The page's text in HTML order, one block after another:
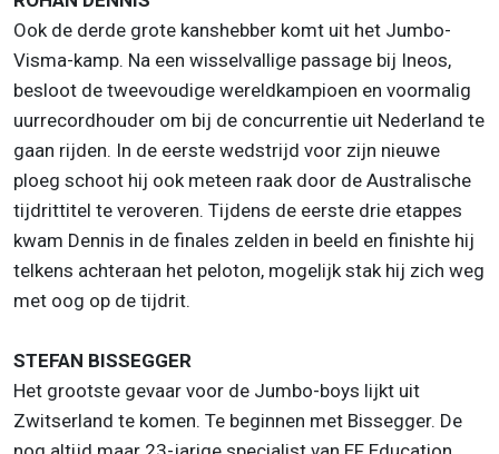
Ook de derde grote kanshebber komt uit het Jumbo-
Visma-kamp. Na een wisselvallige passage bij Ineos,
besloot de tweevoudige wereldkampioen en voormalig
uurrecordhouder om bij de concurrentie uit Nederland te
gaan rijden. In de eerste wedstrijd voor zijn nieuwe
ploeg schoot hij ook meteen raak door de Australische
tijdrittitel te veroveren. Tijdens de eerste drie etappes
kwam Dennis in de finales zelden in beeld en finishte hij
telkens achteraan het peloton, mogelijk stak hij zich weg
met oog op de tijdrit.
STEFAN BISSEGGER
Het grootste gevaar voor de Jumbo-boys lijkt uit
Zwitserland te komen. Te beginnen met Bissegger. De